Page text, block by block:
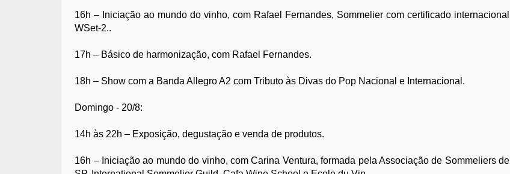
16h – Iniciação ao mundo do vinho, com Rafael Fernandes, Sommelier com certificado internacional
WSet-2..
17h – Básico de harmonização, com Rafael Fernandes.
18h – Show com a Banda Allegro A2 com Tributo às Divas do Pop Nacional e Internacional.
Domingo - 20/8:
14h às 22h – Exposição, degustação e venda de produtos.
16h – Iniciação ao mundo do vinho, com Carina Ventura, formada pela Associação de Sommeliers de